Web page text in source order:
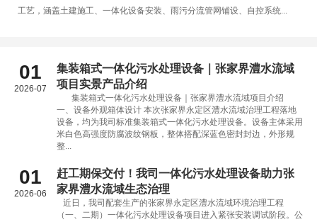
工艺，涵盖土建施工、一体化设备安装、雨污分流管网铺设、自控系统...
01
2026-07
集装箱式一体化污水处理设备｜张家界澧水流域
项目实景产品介绍
集装箱式一体化污水处理设备｜张家界澧水流域项目介绍
一、设备外观箱体设计 本次张家界永定区澧水流域治理工程落地
设备，均为我司标准集装箱式一体化污水处理设备。设备主体采用
米白色高强度防腐波纹钢板，整体搭配深蓝色密封封边，外形规
整...
01
2026-06
赶工期保交付！我司一体化污水处理设备助力张
家界澧水流域生态治理
近日，我司配套生产的张家界永定区澧水流域环境治理工程
（一、二期）一体化污水处理设备项目进入紧张安装调试阶段。公